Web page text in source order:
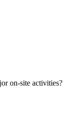
on-site activities?